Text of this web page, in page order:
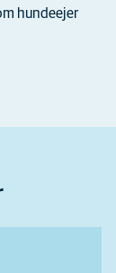
hundeejer